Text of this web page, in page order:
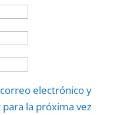
electrónico y
la próxima vez